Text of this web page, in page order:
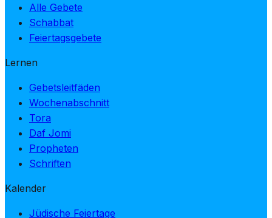
Alle Gebete
Schabbat
Feiertagsgebete
Lernen
Gebetsleitfäden
Wochenabschnitt
Tora
Daf Jomi
Propheten
Schriften
Kalender
Jüdische Feiertage